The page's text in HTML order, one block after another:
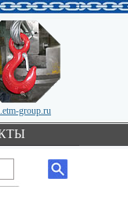
group.ru